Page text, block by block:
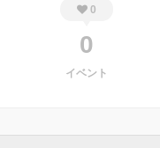
0
0
イベント